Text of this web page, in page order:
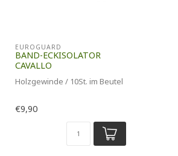
EUROGUARD
BAND-ECKISOLATOR
CAVALLO
Holzgewinde / 10St. im Beutel
€9,90